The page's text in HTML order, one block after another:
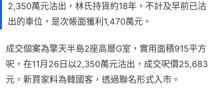
2,350萬元沽出，林氏持貨約18年，不計及早前已沽
出的車位，是次帳面獲利1,470萬元。
成交個案為擎天半島2座高層G室，實用面積915平方
呎，在11月26日以2,350萬元沽出，成交呎價25,683
元。新買家料為韓國客，透過聯名形式入市。